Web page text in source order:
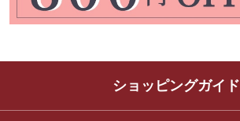
ショッピングガイド